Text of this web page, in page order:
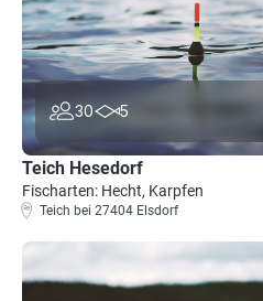
30 5
Teich Hesedorf
Fischarten: Hecht, Karpfen
Teich bei 27404 Elsdorf